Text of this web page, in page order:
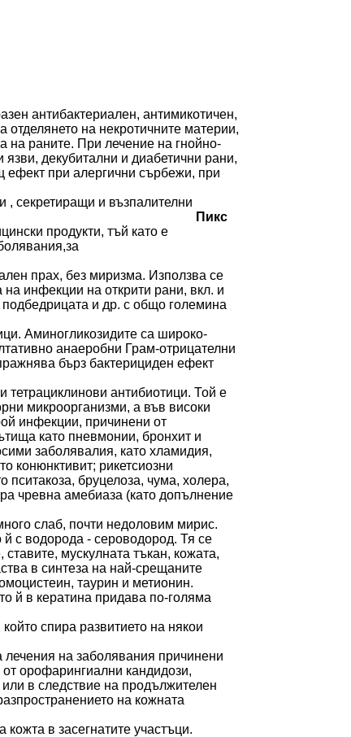
антибактериален, антимикотичен,
отделянето на некротичните материи,
на раните. При лечение на гнойно-
декубитални и диабетични рани,
при алергични сърбежи, при
, секретиращи и възпалителни
Пикс
продукти, тъй като е
прах, без миризма. Използва се
инфекции на открити рани, вкл. и
подбедрицата и др. с общо големина
Аминогликозидите са широко-
анаеробни Грам-отрицателни
бърз бактерициден ефект
тетрациклинови антибиотици. Той е
микроорганизми, а във високи
инфекции, причинени от
като пневмонии, бронхит и
заболявалия, като хламидия,
конюнктивит; рикетсиозни
пситакоза, бруцелоза, чума, холера,
чревна амебиаза (като допълнение
слаб, почти недоловим мирис.
с водорода - сероводород. Тя се
мускулната тъкан, кожата,
в синтеза на най-срещаните
таурин и метионин.
й в кератина придава по-голяма
спира развитието на някои
на заболявания причинени
орофарингиални кандидози,
в следствие на продължителен
на кожната
на кожта в засегнатите участъци.